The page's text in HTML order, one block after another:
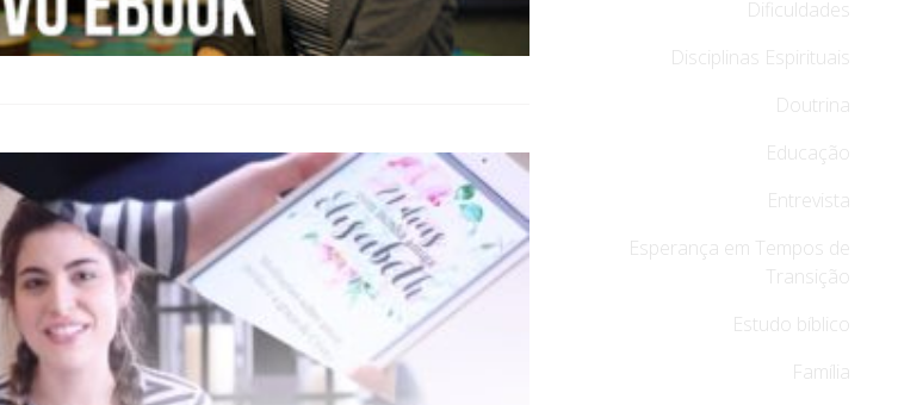
Dificuldades
Disciplinas Espirituais
Doutrina
Educação
Entrevista
Esperança em Tempos de
Transição
Estudo bíblico
Família